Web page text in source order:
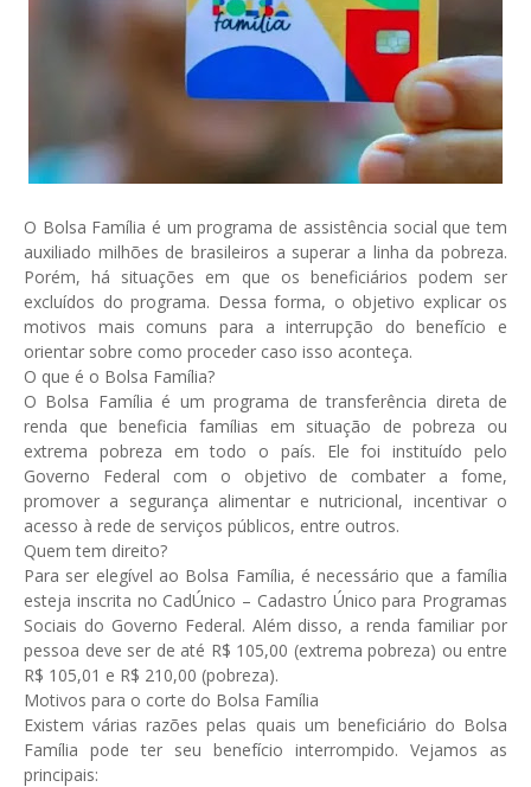
O Bolsa Família é um programa de assistência social que tem
auxiliado milhões de brasileiros a superar a linha da pobreza.
Porém, há situações em que os beneficiários podem ser
excluídos do programa. Dessa forma, o objetivo explicar os
motivos mais comuns para a interrupção do benefício e
orientar sobre como proceder caso isso aconteça.
O que é o Bolsa Família?
O Bolsa Família é um programa de transferência direta de
renda que beneficia famílias em situação de pobreza ou
extrema pobreza em todo o país. Ele foi instituído pelo
Governo Federal com o objetivo de combater a fome,
promover a segurança alimentar e nutricional, incentivar o
acesso à rede de serviços públicos, entre outros.
Quem tem direito?
Para ser elegível ao Bolsa Família, é necessário que a família
esteja inscrita no CadÚnico – Cadastro Único para Programas
Sociais do Governo Federal. Além disso, a renda familiar por
pessoa deve ser de até R$ 105,00 (extrema pobreza) ou entre
R$ 105,01 e R$ 210,00 (pobreza).
Motivos para o corte do Bolsa Família
Existem várias razões pelas quais um beneficiário do Bolsa
Família pode ter seu benefício interrompido. Vejamos as
principais: